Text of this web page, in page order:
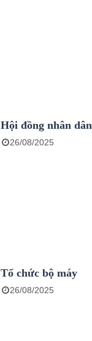
Hội đồng nhân dân
26/08/2025
Tổ chức bộ máy
26/08/2025